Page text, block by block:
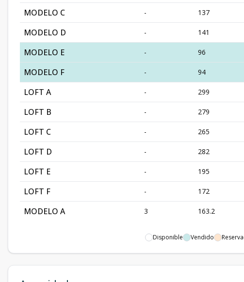
MODELO C - 137
MODELO D - 141
MODELO E - 96
MODELO F - 94
LOFT A - 299
LOFT B - 279
LOFT C - 265
LOFT D - 282
LOFT E - 195
LOFT F - 172
MODELO A 3 163.2
Disponible Vendido